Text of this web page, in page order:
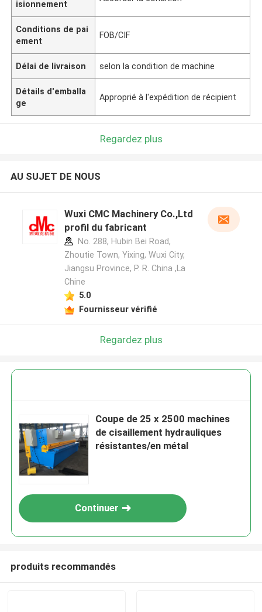
isionnement
Conditions de pai
ement
FOB/CIF
Délai de livraison selon la condition de machine
Détails d'emballa
ge
Approprié à l'expédition de récipient
Regardez plus
AU SUJET DE NOUS
Wuxi CMC Machinery Co.,Ltd
profil du fabricant
No. 288, Hubin Bei Road,
Zhoutie Town, Yixing, Wuxi City,
Jiangsu Province, P. R. China ,La
Chine
5.0
Fournisseur vérifié
Regardez plus
Coupe de 25 x 2500 machines
de cisaillement hydrauliques
résistantes/en métal
Continuer
produits recommandés